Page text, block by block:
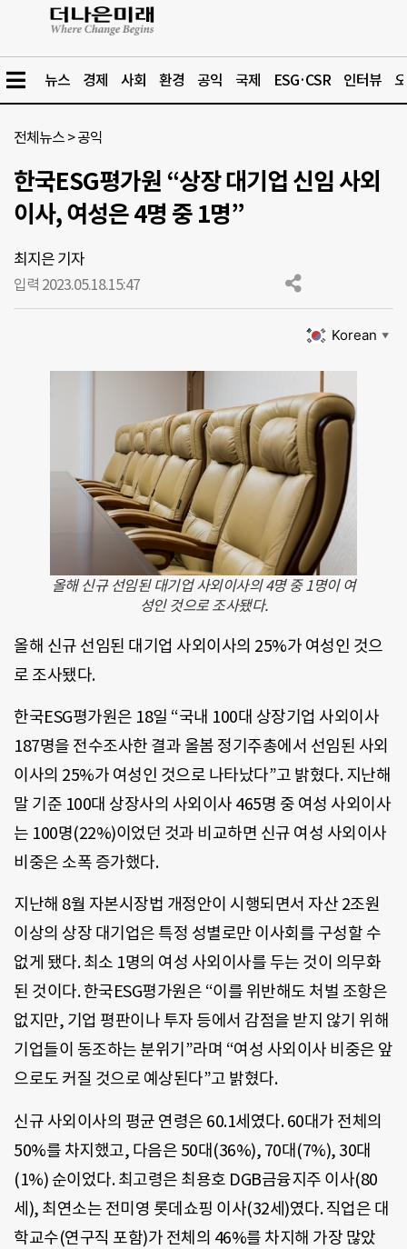
뉴스 경제 사회 환경 공익 국제 ESG·CSR 인터뷰
전체뉴스 >공익
한국ESG평가원 “상장 대기업 신임 사외
이사, 여성은 4명 중 1명”
최지은 기자
입력 2023.05.18.15:47
Korean ▼
올해 신규 선임된 대기업 사외이사의 4명 중 1명이 여
성인 것으로 조사됐다.
올해 신규 선임된 대기업 사외이사의 25%가 여성인 것으
로 조사됐다.
한국ESG평가원은 18일 “국내 100대 상장기업 사외이사
187명을 전수조사한 결과 올봄 정기주총에서 선임된 사외
이사의 25%가 여성인 것으로 나타났다”고 밝혔다. 지난해
말 기준 100대 상장사의 사외이사 465명 중 여성 사외이사
는 100명(22%)이었던 것과 비교하면 신규 여성 사외이사
비중은 소폭 증가했다.
지난해 8월 자본시장법 개정안이 시행되면서 자산 2조원
이상의 상장 대기업은 특정 성별로만 이사회를 구성할 수
없게 됐다. 최소 1명의 여성 사외이사를 두는 것이 의무화
된 것이다. 한국ESG평가원은 “이를 위반해도 처벌 조항은
없지만, 기업 평판이나 투자 등에서 감점을 받지 않기 위해
기업들이 동조하는 분위기”라며 “여성 사외이사 비중은 앞
으로도 커질 것으로 예상된다”고 밝혔다.
신규 사외이사의 평균 연령은 60.1세였다. 60대가 전체의
50%를 차지했고, 다음은 50대(36%), 70대(7%), 30대
(1%) 순이었다. 최고령은 최용호 DGB금융지주 이사(80
세), 최연소는 전미영 롯데쇼핑 이사(32세)였다. 직업은 대
학교수(연구직 포함)가 전체의 46%를 차지해 가장 많았